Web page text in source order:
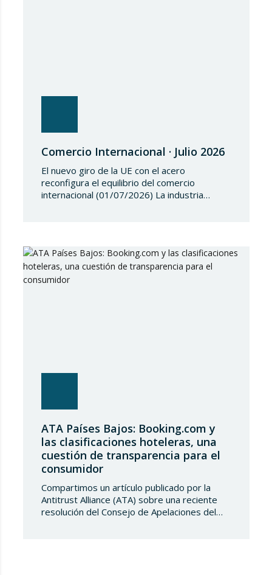
Comercio Internacional · Julio 2026
El nuevo giro de la UE con el acero
reconfigura el equilibrio del comercio
internacional (01/07/2026) La industria
Europea ha modificado las condiciones de
entrada de acero, estableciendo un
contingente arancelario de…
ATA Países Bajos: Booking.com y
las clasificaciones hoteleras, una
cuestión de transparencia para el
consumidor
Compartimos un artículo publicado por la
Antitrust Alliance (ATA) sobre una reciente
resolución del Consejo de Apelaciones del